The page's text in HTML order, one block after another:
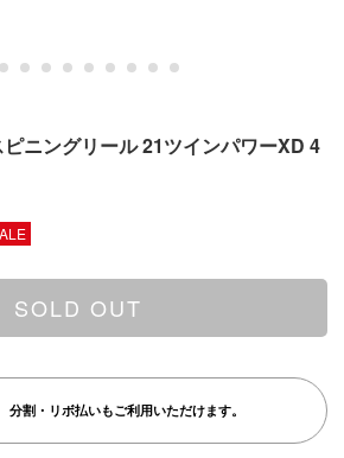
ニングリール 21ツインパワーXD 4
SOLD OUT
分割・リボ払いもご利用いただけます。